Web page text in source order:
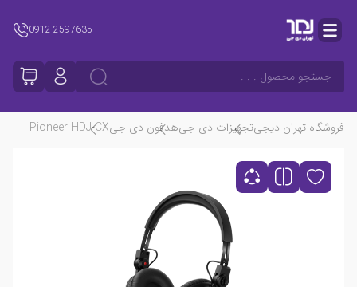
0912-2597635
جستجو محصول . . .
فروشگاه تهران دیجیتجهیزات دی جیهدفون دی جیPioneer HDJ-CX